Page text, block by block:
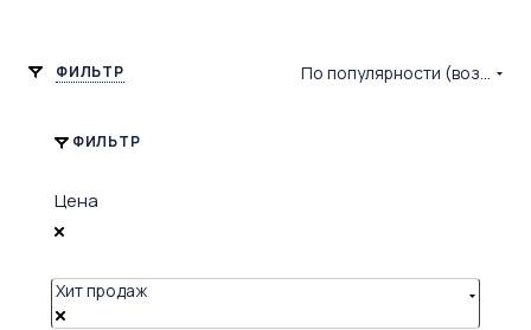
ФИЛЬТР По популярности (возрастание)
ФИЛЬТР
Цена
Хит продаж